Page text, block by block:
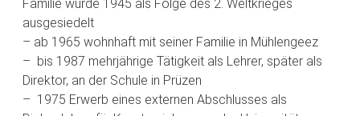
Familie wurde 1945 als Folge des 2. Weltkrieges
ausgesiedelt
– ab 1965 wohnhaft mit seiner Familie in Mühlengeez
– bis 1987 mehrjährige Tätigkeit als Lehrer, später als
Direktor, an der Schule in Prüzen
– 1975 Erwerb eines externen Abschlusses als